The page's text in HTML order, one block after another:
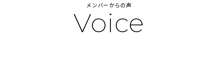
メンバーからの声
Voice